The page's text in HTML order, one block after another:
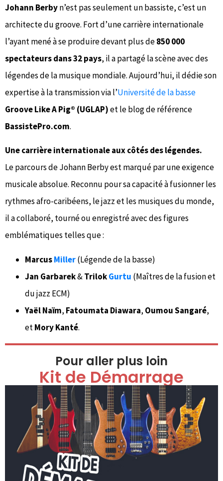
Johann Berbyn’est pas seulement un bassiste, c’est un
architecte du groove. Fort d’une carrière internationale
l’ayant mené à se produire devant plus de850 000
spectateurs dans 32 pays, il a partagé la scène avec des
légendes de la musique mondiale. Aujourd’hui, il dédie son
expertise à la transmission via l’Université de la basse
Groove Like A Pig® (UGLAP)et le blog de référence
BassistePro.com.
Une carrière internationale aux côtés des légendes.
Le parcours de Johann Berby est marqué par une exigence
musicale absolue. Reconnu pour sa capacité à fusionner les
rythmes afro-caribéens, le jazz et les musiques du monde,
il a collaboré, tourné ou enregistré avec des figures
emblématiques telles que :
MarcusMiller(Légende de la basse)
Jan Garbarek&TrilokGurtu (Maîtres de la fusion et
du jazz ECM)
Yaël Naïm, Fatoumata Diawara, Oumou Sangaré,
etMory Kanté.
Pour aller plus loin
Kit de Démarrage